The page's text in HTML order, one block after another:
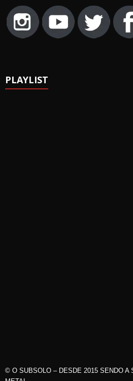
PLAYLIST
© O SUBSOLO – DESDE 2015 SENDO A